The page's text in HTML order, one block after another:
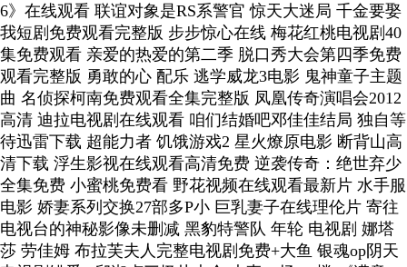
6》在线观看 联谊对象是RS系警官 惊天大迷局 千金要娶
我短剧免费观看完整版 步步惊心在线 梅花红桃电视剧40
集免费观看 亲爱的热爱的第二季 脱口秀大会第四季免费
观看完整版 勇敢的心 配乐 逃学威龙3电影 鬼神童子主题
曲 名侦探柯南免费观看全集完整版 凤凰传奇演唱会2012
高清 迪拉电视剧在线观看 咱们结婚吧邓佳佳结局 独自等
待迅雷下载 超能力者 饥饿游戏2 星火燎原电影 断背山高
清下载 浮生影视在线观看高清免费 逆袭传奇：绝世弃少
全集免费 小蜜桃免费看 野花视频在线观看最新片 水手服
电影 娇妻系列交换27部多P小 巨乳妻子在线理伦片 寄往
电视台的神秘影像未删减 黑豹特警队 年轮 电视剧 娜塔
莎 劳佳姆 布拉芙夫人完整电视剧免费+大鱼 银魂op阴天